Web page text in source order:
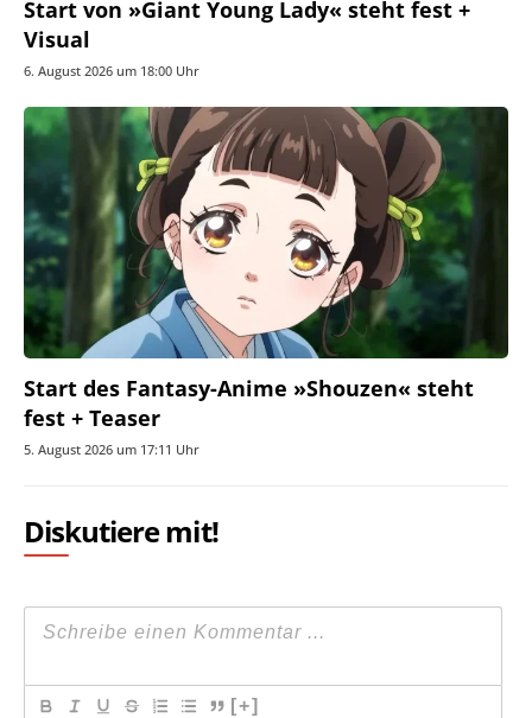
Start von »Giant Young Lady« steht fest +
Visual
6. August 2026 um 18:00 Uhr
Start des Fantasy-Anime »Shouzen« steht
fest + Teaser
5. August 2026 um 17:11 Uhr
Diskutiere mit!
[+]